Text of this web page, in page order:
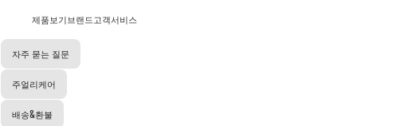
제품보기브랜드고객서비스
자주 묻는 질문
주얼리케어
배송&환불